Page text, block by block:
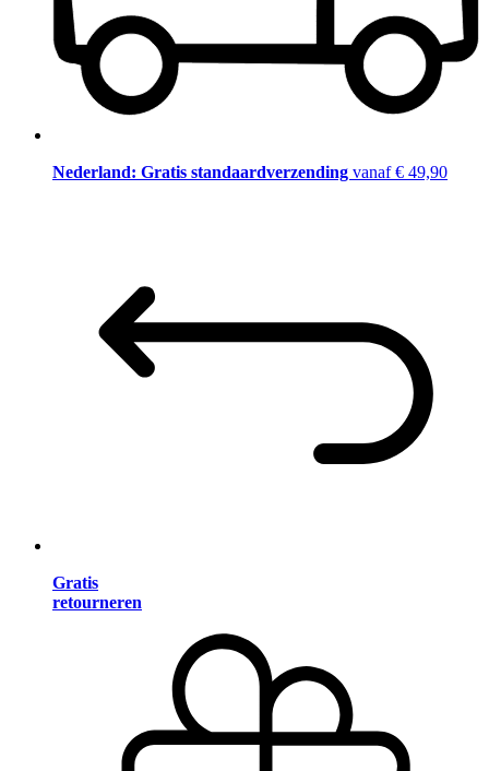
Nederland: Gratis standaardverzending vanaf € 49,90
Gratis
retourneren